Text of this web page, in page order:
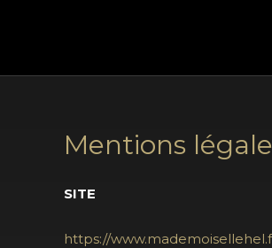
Mentions
SITE
https://